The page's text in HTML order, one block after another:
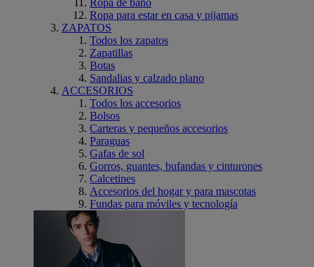
Ropa de baño
Ropa para estar en casa y pijamas
ZAPATOS
Todos los zapatos
Zapatillas
Botas
Sandalias y calzado plano
ACCESORIOS
Todos los accesorios
Bolsos
Carteras y pequeños accesorios
Paraguas
Gafas de sol
Gorros, guantes, bufandas y cinturones
Calcetines
Accesorios del hogar y para mascotas
Fundas para móviles y tecnología